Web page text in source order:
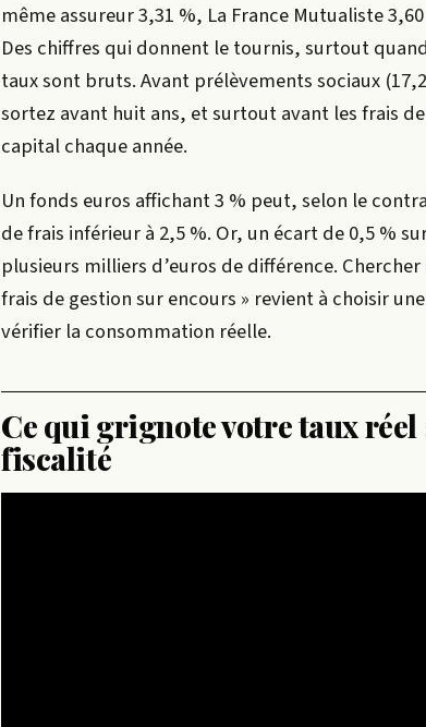
même assureur 3,31 %, La France Mutualiste
Des chiffres qui donnent le tournis, surtout
taux sont bruts. Avant prélèvements sociaux
sortez avant huit ans, et surtout avant les frais
capital chaque année.
Un fonds euros affichant 3 % peut, selon le
de frais inférieur à 2,5 %. Or, un écart de 0,5 %
plusieurs milliers d’euros de différence.
frais de gestion sur encours » revient à choisir
vérifier la consommation réelle.
Ce qui grignote votre taux
fiscalité